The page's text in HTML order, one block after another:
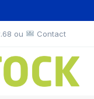
ou Contact